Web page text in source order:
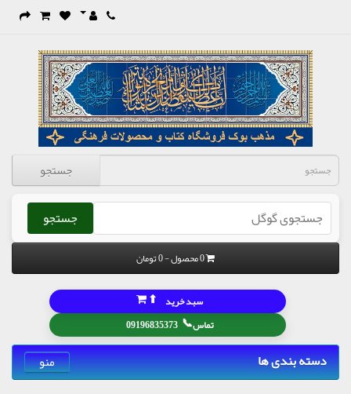
جستجو
جستجو
0 محصول - 0 تومان
تماس📞
09196835373
سبد خرید ⬆
دسته بندی ها منو